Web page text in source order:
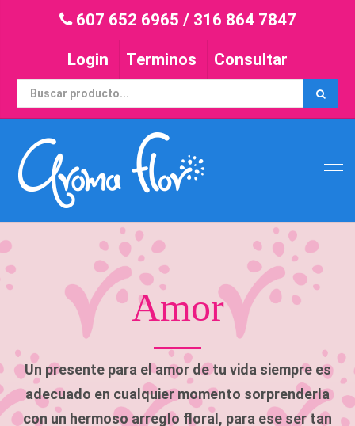
607 652 6965 / 316 864 7847
Login Terminos Consultar
Amor
Un presente para el amor de tu vida siempre es
adecuado en cualquier momento sorprenderla
con un hermoso arreglo floral, para ese ser tan